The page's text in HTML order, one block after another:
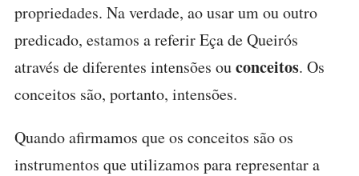
propriedades. Na verdade, ao usar um ou outro
predicado, estamos a referir Eça de Queirós
através de diferentes intensões ouconceitos. Os
conceitos são, portanto, intensões.
Quando afirmamos que os conceitos são os
instrumentos que utilizamos para representar a